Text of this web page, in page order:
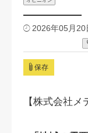
2026年05月20
保存
【株式会社